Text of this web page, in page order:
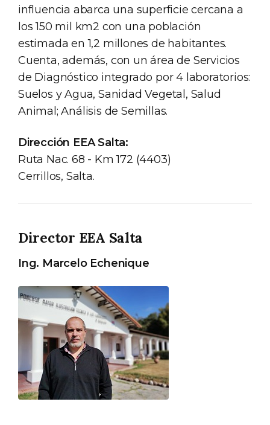
influencia abarca una superficie cercana a
los 150 mil km2 con una población
estimada en 1,2 millones de habitantes.
Cuenta, además, con un área de Servicios
de Diagnóstico integrado por 4 laboratorios:
Suelos y Agua, Sanidad Vegetal, Salud
Animal; Análisis de Semillas.
Dirección EEA Salta:
Ruta Nac. 68 - Km 172 (4403)
Cerrillos, Salta.
Director EEA Salta
Ing. Marcelo Echenique